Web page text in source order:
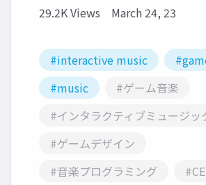
29.2K Views March 24, 23
#interactive music
#music
#ゲーム音楽
#インタラクティブミュージッ
#ゲームデザイン
#音楽プログラミング